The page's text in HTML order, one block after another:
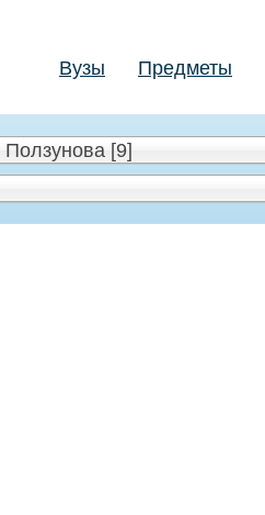
Вузы Предметы
[9]